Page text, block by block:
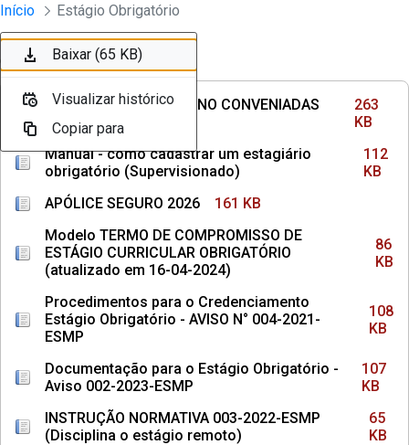
Pular para o Conteúdo principal
Divisão Minima - Escola Superior
Início Estágio Obrigatório
Ordenar Filtro
INSTITUIÇÕES DE ENSINO CONVENIADAS
COM MPPE
263
KB
Manual - como cadastrar um estagiário
obrigatório (Supervisionado)
112
KB
APÓLICE SEGURO 2026
161 KB
Modelo TERMO DE COMPROMISSO DE
ESTÁGIO CURRICULAR OBRIGATÓRIO
(atualizado em 16-04-2024)
86
KB
Procedimentos para o Credenciamento
Estágio Obrigatório - AVISO N° 004-2021-
ESMP
108
KB
Documentação para o Estágio Obrigatório -
Aviso 002-2023-ESMP
107
KB
INSTRUÇÃO NORMATIVA 003-2022-ESMP
(Disciplina o estágio remoto)
65
KB
Baixar (263 KB)
Visualizar histórico
Copiar para
Baixar (112 KB)
Visualizar histórico
Copiar para
Baixar (161 KB)
Visualizar histórico
Copiar para
Baixar (86 KB)
Visualizar histórico
Copiar para
Baixar (108 KB)
Visualizar histórico
Copiar para
Baixar (107 KB)
Visualizar histórico
Copiar para
Baixar (65 KB)
Visualizar histórico
Copiar para